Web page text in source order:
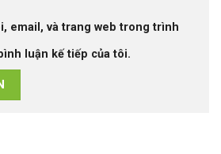
email, và trang web trong trình
luận kế tiếp của tôi.